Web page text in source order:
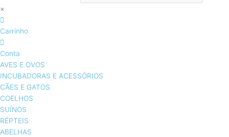
×
Carrinho
Conta
AVES E OVOS
INCUBADORAS E ACESSÓRIOS
CÃES E GATOS
COELHOS
SUÍNOS
RÉPTEIS
ABELHAS